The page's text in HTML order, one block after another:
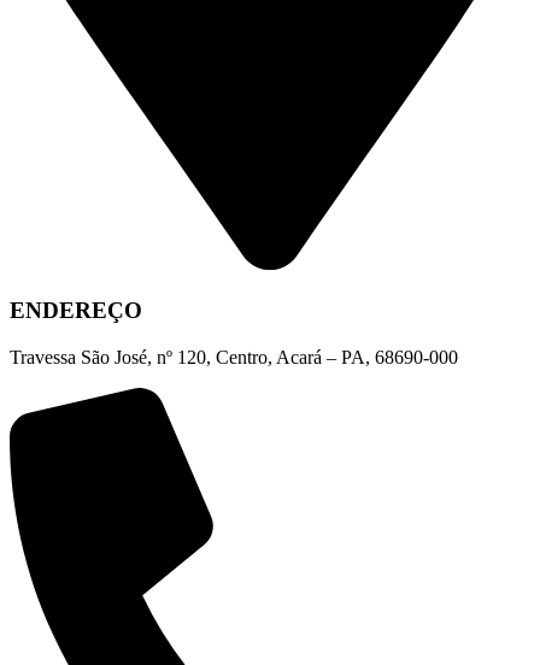
ENDEREÇO
Travessa São José, nº 120, Centro, Acará – PA, 68690-000